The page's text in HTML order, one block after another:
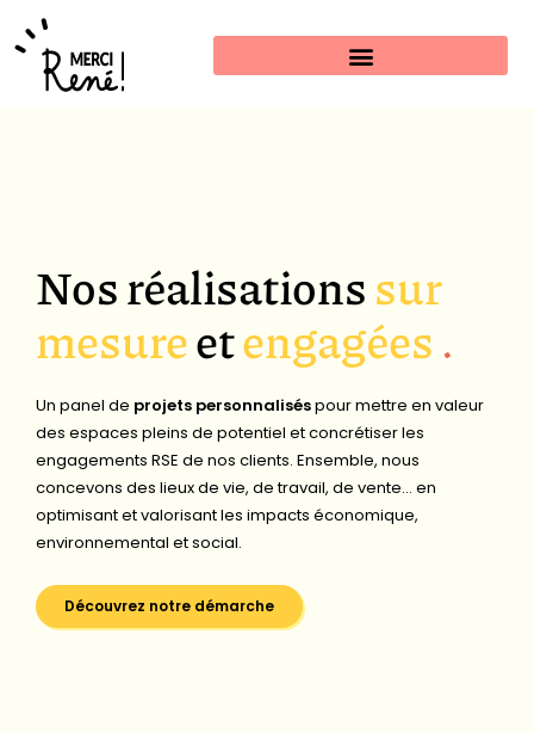
Nos réalisationssur
mesureetengagées .
Un panel de projets personnaliséspour mettre en valeur
des espaces pleins de potentiel et concrétiser les
engagements RSE de nos clients. Ensemble, nous
concevons des lieux de vie, de travail, de vente… en
optimisant et valorisant les impacts économique,
environnemental et social.
Découvrez notre démarche